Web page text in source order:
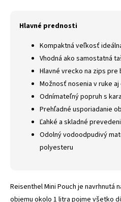
Hlavné prednosti
Kompaktná veľkosť
Vhodná ako samostatná
Hlavné vrecko na zips
Možnosť nosenia v ruke
Odnímateľný popruh s
Prehľadné usporiadanie
Ľahké a skladné
Odolný vodoodpudivý
polyesteru
Reisenthel Mini Pouch je navrhnutá
objemu okolo 1 litra pojme všetko